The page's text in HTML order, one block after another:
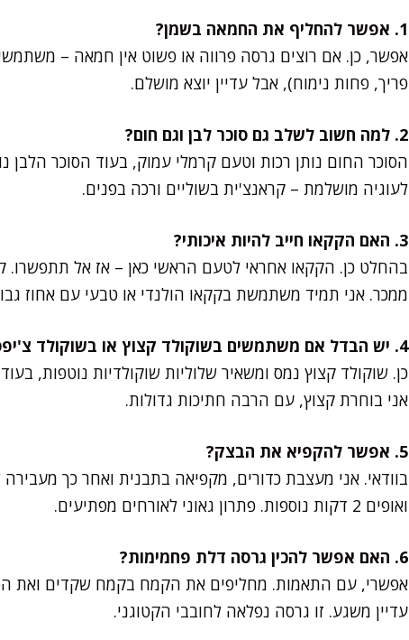
1. אפשר להחליף את החמאה בשמן?
פריך, פחות נימוח), אבל עדיין יוצא מושלם.
2. למה חשוב לשלב גם סוכר לבן וגם חום?
הסוכר החום נותן רכות וטעם קרמלי עמוק, בעוד הסוכר הלבן
לעוגיה מושלמת – קראנצ'ית בשוליים ורכה בפנים.
3. האם הקקאו חייב להיות איכותי?
בהחלט כן. הקקאו אחראי לטעם הראשי כאן – אז אל תתפשרו.
ממכר. אני תמיד משתמשת בקקאו הולנדי או טבעי עם אחוז
4. יש הבדל אם משתמשים בשוקולד קצוץ או בשוקולד צ'יפס?
כן. שוקולד קצוץ נמס ומשאיר שלוליות שוקולדיות נוטפות,
אני בוחרת קצוץ, עם הרבה חתיכות גדולות.
5. אפשר להקפיא את הבצק?
בוודאי. אני מעצבת כדורים, מקפיאה בתבנית ואחר כך
ואופים 2 דקות נוספות. פתרון גאוני לאורחים מפתיעים.
6. האם אפשר להכין גרסה דלת פחמימות?
אפשרי, עם התאמות. מחליפים את הקמח בקמח שקדים ואת
עדיין משגע. זו גרסה נפלאה לחובבי הקטוגני.